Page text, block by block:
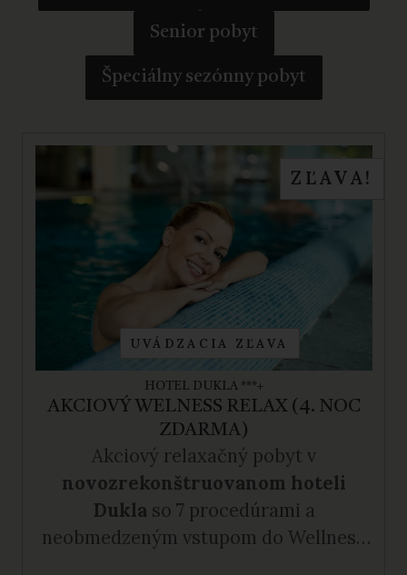
Senior pobyt
Špeciálny sezónny pobyt
ZĽAVA!
UVÁDZACIA ZĽAVA
HOTEL DUKLA ***+
AKCIOVÝ WELNESS RELAX (4. NOC
ZDARMA)
Akciový relaxačný pobyt v
novozrekonštruovanom hoteli
Dukla so 7 procedúrami a
neobmedzeným vstupom do Wellness